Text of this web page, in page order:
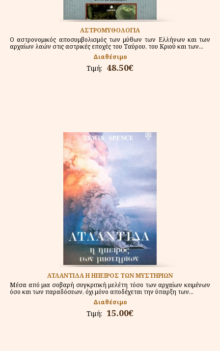
ΑΣΤΡΟΜΥΘΟΛΟΓΙΑ
Ο αστρονομικός αποσυμβολισμός των μύθων των Ελλήνων και των
αρχαίων λαών στις αστρικές εποχές του Ταύρου, του Κριού και των...
Διαθέσιμο
Τιμή: 48.50€
ΑΤΛΑΝΤΙΔΑ Η ΗΠΕΙΡΟΣ ΤΩΝ ΜΥΣΤΗΡΙΩΝ
Μέσα από μια σοβαρή συγκριτική μελέτη τόσο των αρχαίων κειμένων
όσο και των παραδόσεων, όχι μόνο αποδέχεται την ύπαρξη των...
Διαθέσιμο
Τιμή: 15.00€